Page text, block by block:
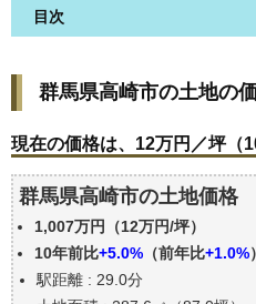
目次
現在の価格は、12万円
価格を詳細に分析しよう
群馬県高崎市の土地の過
公示地価はいくら
エリアの将来性を人口予
自分の年収でいくらの不
群馬県高崎市の土地の
現在の価格は、12万円／坪（
群馬県高崎市の土地価格
1,007万円（12万円/坪）
10年前比+5.0% （前年比+1.0%）
駅距離 : 29.0分